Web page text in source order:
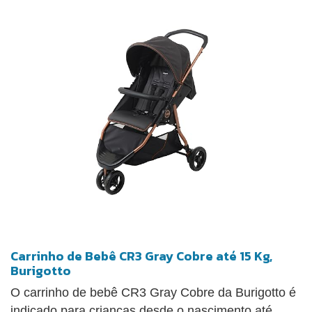
ser fechado com apenas uma mão, tornando o
armazenamento e transporte mais simples.
Carrinho de Bebê CR3 Gray Cobre até 15 Kg,
Burigotto
O carrinho de bebê CR3 Gray Cobre da Burigotto é